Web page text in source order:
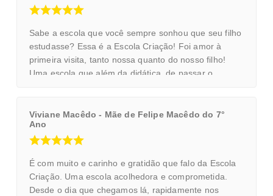
tive o carinho e o aconchego familiar na Criação e
levarei para o resto da minha vida. Quero o melhor
para minha filha assim com meus pais quiseram para
mim.
Sabe a escola que você sempre sonhou que seu filho
estudasse? Essa é a Escola Criação! Foi amor à
primeira visita, tanto nossa quanto do nosso filho!
Uma escola que além da didática, de passar o
deles como cidadãos. Essa comunicação família x
escola pra nós é de extrema importância! Somos
muitos felizes de ter nosso filho estudando na
além de aprender, é tratado com todo amor, carinho,
cuidado e respeito!
Viviane Macêdo - Mãe de Felipe Macêdo do 7°
Ano
É com muito e carinho e gratidão que falo da Escola
Criação. Uma escola acolhedora e comprometida.
Desde o dia que chegamos lá, rapidamente nos